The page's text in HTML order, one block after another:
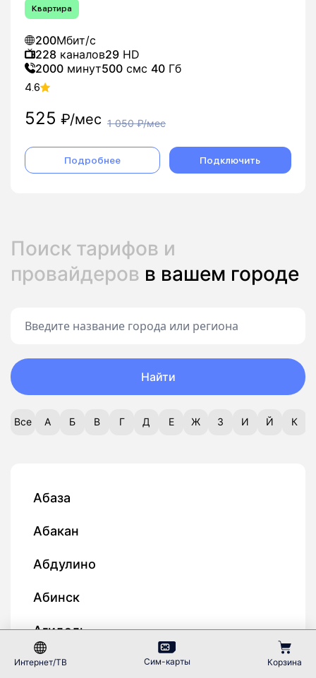
Квартира
200Мбит/с
228 каналов29 HD
2000 минут500 смс 40 Гб
4.6
525 ₽/мес 1 050₽/мес
Подробнее Подключить
Поиск тарифов и
провайдеров в вашем городе
Найти
Все А Б В Г Д Е Ж З И Й К
Абаза
Абакан
Абдулино
Абинск
Агидель
Агинское
Интернет/ТВ Сим-карты Корзина